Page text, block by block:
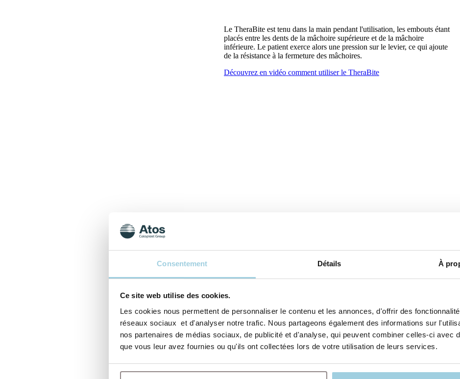
Consentement Détails À
Ce site web utilise des cookies.
Les cookies nous permettent de personnaliser le contenu et les annonces, d'offrir des
réseaux sociaux et d'analyser notre trafic. Nous partageons également des informations sur
nos partenaires de médias sociaux, de publicité et d'analyse, qui peuvent combiner celles-ci avec
que vous leur avez fournies ou qu'ils ont collectées lors de votre utilisation de leurs services.
Le TheraBite est tenu dans la main pendant l'utilisation, les embouts étant
placés entre les dents de la mâchoire supérieure et de la mâchoire
inférieure. Le patient exerce alors une pression sur le levier, ce qui ajoute
de la résistance à la fermeture des mâchoires.
Découvrez en vidéo comment utiliser le TheraBite
Deux objectifs de traitement :